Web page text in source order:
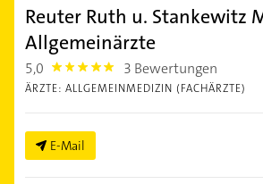
Reuter Ruth u. Stankewitz
Allgemeinärzte
5,0 5.0 3 Bewertungen
ÄRZTE: ALLGEMEINMEDIZIN (FACHÄRZTE)
E-Mail